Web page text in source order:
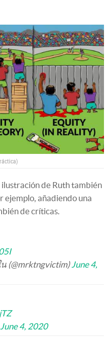
de Ruth también
ejemplo, añadiendo una
de críticas.
(@mrktngvictim)June 4,
June 4, 2020